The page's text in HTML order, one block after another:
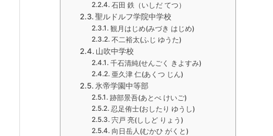
石田 鉄（いしだ てつ）
聖ルドルフ学院中学校
観月はじめ(みづき はじめ)
不二裕太(ふじ ゆうた)
山吹中学校
千石清純(せんごく きよすみ)
亜久津 仁(あくつ じん)
氷帝学園中等部
跡部景吾(あとべ けいご)
忍足侑士(おしたり ゆうし)
宍戸 亮(ししど りょう)
向日岳人(むかひ がくと)